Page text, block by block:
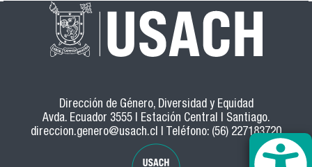
Dirección de Género, Diversidad y Equidad
Avda. Ecuador 3555 | Estación Central | Santiago.
direccion.genero@usach.cl | Teléfono: (56) 227183720